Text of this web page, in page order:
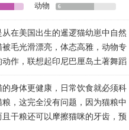
毛，下垂。从基部到尾尖逐渐变
被毛较长。微有底色绒毛。所有
。重点色和身体色之间要求有强
的颜色才稳定下来。
或太粗糙。
有没有可能是短毛猫。一般情况
和，不过巴厘猫没有继承这个特
烦的情绪。大部分巴厘猫也会看
的时候，它们就会尽情地在主人
低落或者生气不满时，它们则会
它们还很敏感，一点点风吹草动
感心的双重作用下，主人可能就
生活着。
动物 6
在美国出生的暹逻猫幼崽中自然
毛光滑漂亮，体态高雅，动物专
作，联想起印尼巴厘岛土著舞蹈
有地域关系。
身体更健康，日常饮食就必须科
，这完全没有问题，因为猫粮中
干粮还可以摩擦猫咪的牙齿，预